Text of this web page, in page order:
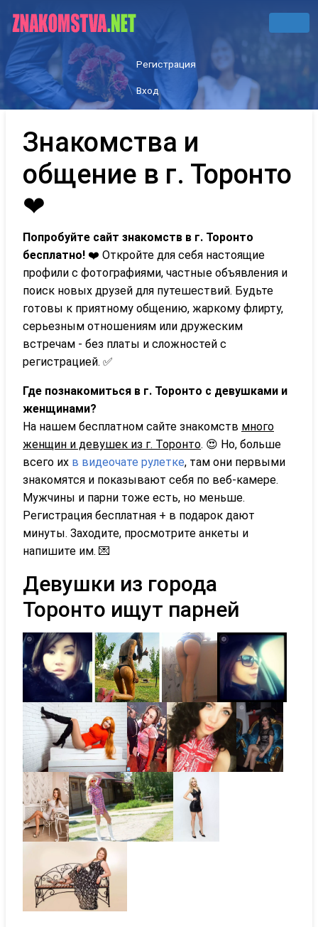
Регистрация
Вход
Знакомства и
общение в г. Торонто
❤
Попробуйте сайт знакомств в г. Торонто
бесплатно! ❤️ Откройте для себя настоящие
профили с фотографиями, частные объявления и
поиск новых друзей для путешествий. Будьте
готовы к приятному общению, жаркому флирту,
серьезным отношениям или дружеским
встречам - без платы и сложностей с
регистрацией. ✅
Где познакомиться в г. Торонто с девушками и
женщинами?
На нашем бесплатном сайте знакомств много
женщин и девушек из г. Торонто. 😍 Но, больше
всего их в видеочате рулетке, там они первыми
знакомятся и показывают себя по веб-камере.
Мужчины и парни тоже есть, но меньше.
Регистрация бесплатная + в подарок дают
минуты. Заходите, просмотрите анкеты и
напишите им. 💌
Девушки из города
Торонто ищут парней